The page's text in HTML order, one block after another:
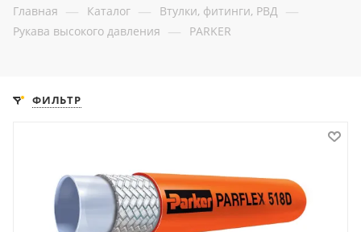
Главная — Каталог — Втулки, фитинги, РВД —
Рукава высокого давления — PARKER
ФИЛЬТР